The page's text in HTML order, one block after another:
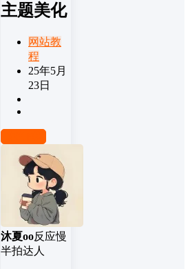
主题美化
网站教
程
25年5月
23日
沐夏oo反应慢
半拍达人